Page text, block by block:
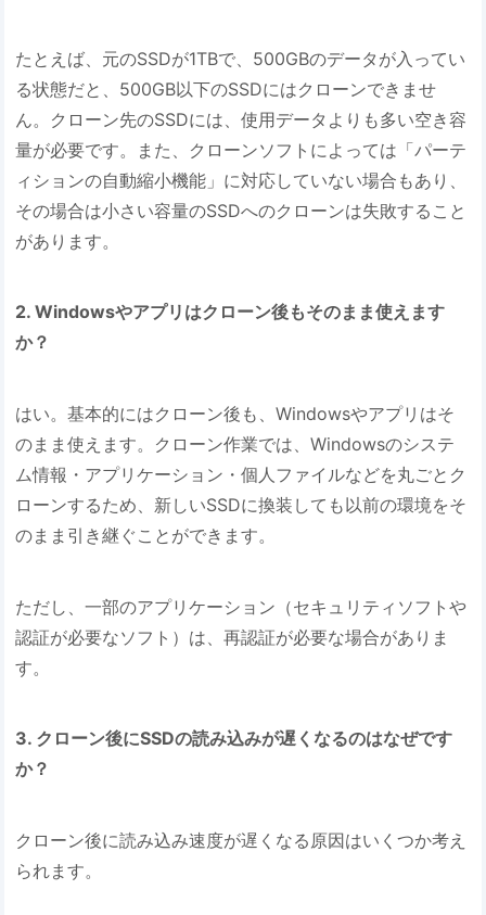
たとえば、元のSSDが1TBで、500GBのデータが入ってい
る状態だと、500GB以下のSSDにはクローンできませ
ん。クローン先のSSDには、使用データよりも多い空き容
量が必要です。また、クローンソフトによっては「パーテ
ィションの自動縮小機能」に対応していない場合もあり、
その場合は小さい容量のSSDへのクローンは失敗すること
があります。
2. Windowsやアプリはクローン後もそのまま使えます
か？
はい。基本的にはクローン後も、Windowsやアプリはそ
のまま使えます。クローン作業では、Windowsのシステ
ム情報・アプリケーション・個人ファイルなどを丸ごとク
ローンするため、新しいSSDに換装しても以前の環境をそ
のまま引き継ぐことができます。
ただし、一部のアプリケーション（セキュリティソフトや
認証が必要なソフト）は、再認証が必要な場合がありま
す。
3. クローン後にSSDの読み込みが遅くなるのはなぜです
か？
クローン後に読み込み速度が遅くなる原因はいくつか考え
られます。